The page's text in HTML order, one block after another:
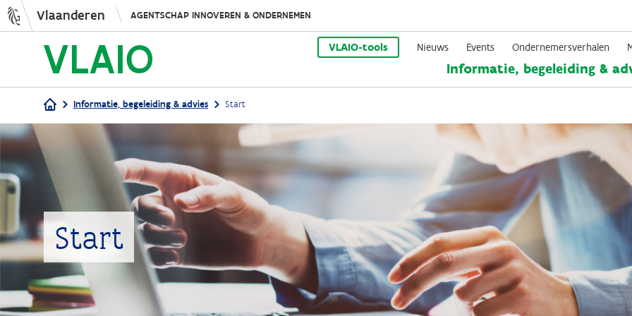
Overslaan
en
naar
de
Vlaanderen AGENTSCHAP INNOVEREN & ONDERNEMEN
VLAIO-tools Nieuws Events Ondernemersverhalen
Informatie, begeleiding &
Kruimelpad
Informatie, begeleiding & advies Start
Start